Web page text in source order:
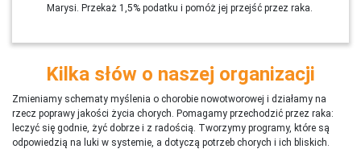
Marysi. Przekaż 1,5% podatku i pomóż jej przejść przez raka.
Kilka słów o naszej organizacji
Zmieniamy schematy myślenia o chorobie nowotworowej i działamy na
rzecz poprawy jakości życia chorych. Pomagamy przechodzić przez raka:
leczyć się godnie, żyć dobrze i z radością. Tworzymy programy, które są
odpowiedzią na luki w systemie, a dotyczą potrzeb chorych i ich bliskich.